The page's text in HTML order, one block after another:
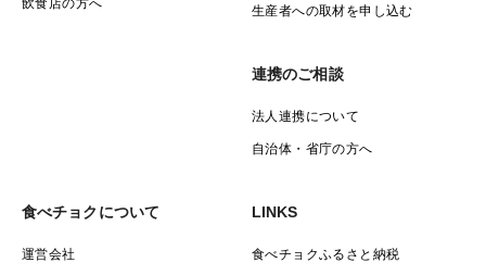
生産者への取材を申し込む
連携のご相談
法人連携について
自治体・省庁の方へ
食べチョクについて
運営会社
LINKS
食べチョクふるさと納税